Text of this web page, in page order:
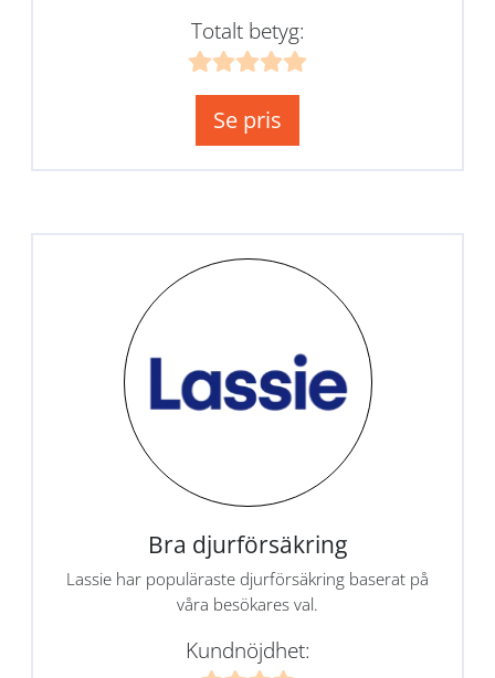
Totalt betyg:
Se pris
Bra djurförsäkring
Lassie har populäraste djurförsäkring baserat på
våra besökares val.
Kundnöjdhet: